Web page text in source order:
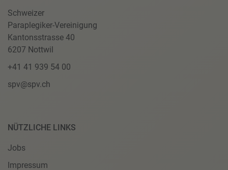
Schweizer
Paraplegiker-Vereinigung
Kantonsstrasse 40
6207 Nottwil
+41 41 939 54 00
spv@spv.ch
NÜTZLICHE LINKS
Jobs
Impressum